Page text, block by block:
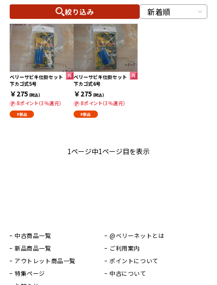
絞り込み
ベリーサビキ仕掛セット
下カゴ式5号
￥275 (税込)
8ポイント（3％還元）
#新品
ベリーサビキ仕掛セット
下カゴ式6号
￥275 (税込)
8ポイント（3％還元）
#新品
1ページ中1ページ目を表示
中古商品一覧
新品商品一覧
アウトレット商品一覧
特集ページ
@ベリーネットとは
ご利用案内
ポイントについて
中古について